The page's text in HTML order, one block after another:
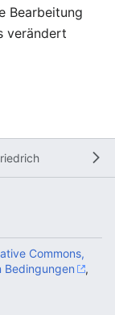
Bearbeitung
verändert
Commons,
Bedingungen
,